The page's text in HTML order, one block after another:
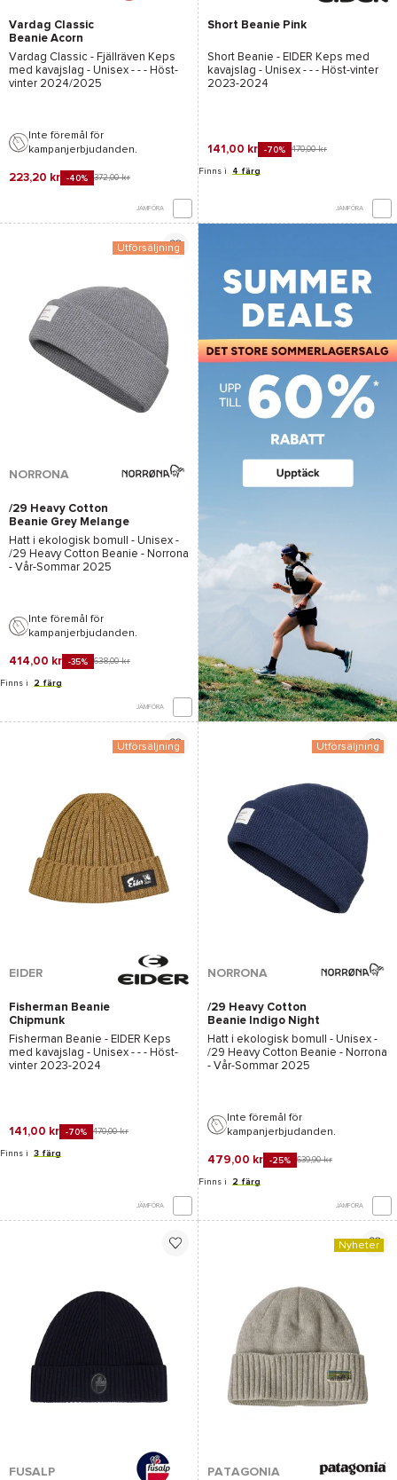
Vardag Classic
Beanie Acorn
Vardag Classic - Fjällräven Keps
med kavajslag - Unisex - - - Höst-
vinter 2024/2025
Inte föremål för
kampanjerbjudanden.
223,20 kr -40% 372,00 kr
JÄMFÖRA
Short Beanie Pink
Short Beanie - EIDER Keps med
kavajslag - Unisex - - - Höst-vinter
2023-2024
141,00 kr -70% 470,00 kr
Finns i 4 färg
JÄMFÖRA
Utförsäljning
NORRONA
/29 Heavy Cotton
Beanie Grey Melange
Hatt i ekologisk bomull - Unisex -
/29 Heavy Cotton Beanie - Norrona
- Vår-Sommar 2025
Inte föremål för
kampanjerbjudanden.
414,00 kr -35% 638,00 kr
Finns i 2 färg
JÄMFÖRA
Utförsäljning
EIDER
Fisherman Beanie
Chipmunk
Fisherman Beanie - EIDER Keps
med kavajslag - Unisex - - - Höst-
vinter 2023-2024
141,00 kr -70% 470,00 kr
Finns i 3 färg
JÄMFÖRA
Utförsäljning
NORRONA
/29 Heavy Cotton
Beanie Indigo Night
Melange
Hatt i ekologisk bomull - Unisex -
/29 Heavy Cotton Beanie - Norrona
- Vår-Sommar 2025
Inte föremål för
kampanjerbjudanden.
479,00 kr -25% 639,90 kr
Finns i 2 färg
JÄMFÖRA
FUSALP
Nyheter
PATAGONIA